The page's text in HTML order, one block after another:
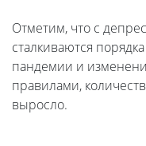
Отметим, что с
сталкиваются
пандемии и
правилами,
выросло.